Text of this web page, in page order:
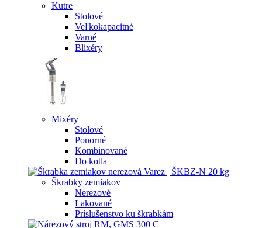
Kutre
Stolové
Veľkokapacitné
Varné
Blixéry
Mixéry
Stolové
Ponorné
Kombinované
Do kotla
Škrabky zemiakov
Nerezové
Lakované
Príslušenstvo ku škrabkám